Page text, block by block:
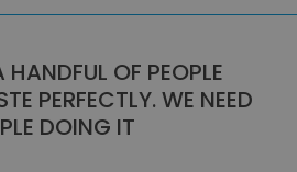
OF PEOPLE
PERFECTLY. WE NEED
DOING IT